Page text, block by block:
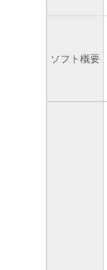
ソフト概要